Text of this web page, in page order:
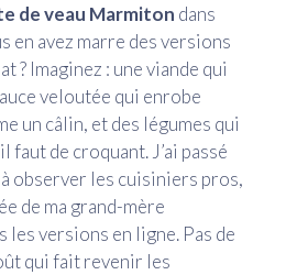
de veau Marmiton dans
en avez marre des versions
? Imaginez : une viande qui
veloutée qui enrobe
un câlin, et des légumes qui
faut de croquant. J’ai passé
observer les cuisiniers pros,
de ma grand-mère
les versions en ligne. Pas de
qui fait revenir les